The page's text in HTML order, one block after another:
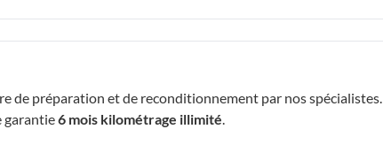
de préparation et de reconditionnement par nos spécialistes.
garantie6 mois kilométrage illimité.